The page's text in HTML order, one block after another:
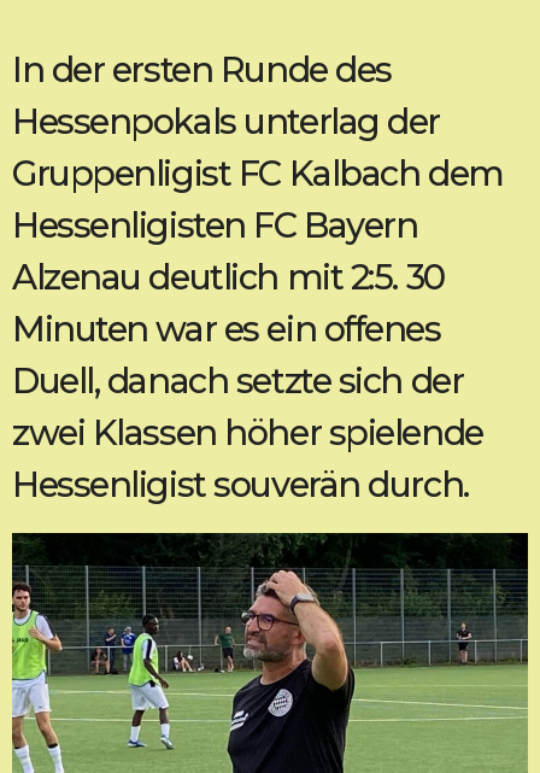
In der ersten Runde des
Hessenpokals unterlag der
Gruppenligist FC Kalbach dem
Hessenligisten FC Bayern
Alzenau deutlich mit 2:5. 30
Minuten war es ein offenes
Duell, danach setzte sich der
zwei Klassen höher spielende
Hessenligist souverän durch.